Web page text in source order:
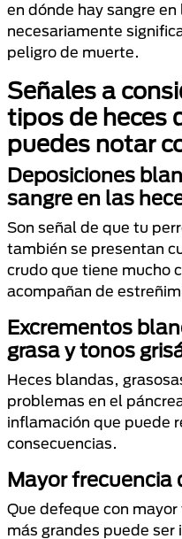
en dónde hay sangre en
necesariamente
peligro de muerte.
Señales a
tipos de heces
puedes notar
Deposiciones
sangre en las
Son señal de que tu
también se presentan
crudo que tiene mucho
acompañan de
Excrementos
grasa y tonos
Heces blandas,
problemas en el
inflamación que puede
consecuencias.
Mayor frecuencia
Que defeque con
más grandes puede